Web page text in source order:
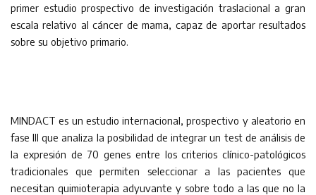
primer estudio prospectivo de investigación traslacional a gran
escala relativo al cáncer de mama, capaz de aportar resultados
sobre su objetivo primario.
MINDACT es un estudio internacional, prospectivo y aleatorio en
fase III que analiza la posibilidad de integrar un test de análisis de
la expresión de 70 genes entre los criterios clínico-patológicos
tradicionales que permiten seleccionar a las pacientes que
necesitan quimioterapia adyuvante y sobre todo a las que no la